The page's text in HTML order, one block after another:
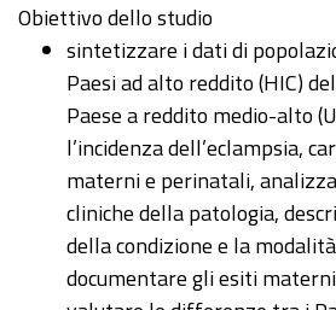
Obiettivo dello studio
sintetizzare i dati di
Paesi ad alto reddito (HIC)
Paese a reddito medio-alto
l’incidenza dell’eclampsia,
materni e perinatali,
cliniche della patologia,
della condizione e la
documentare gli esiti